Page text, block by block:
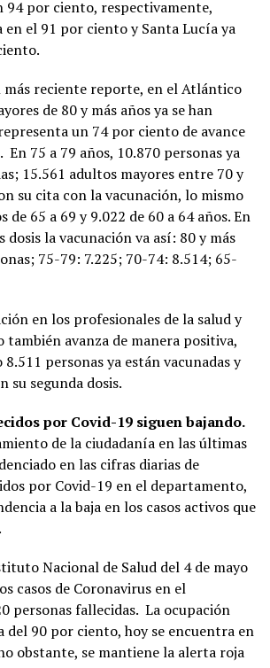
94 por ciento, respectivamente,
en el 91 por ciento y Santa Lucía ya
más reciente reporte, en el Atlántico
de 80 y más años ya se han
un 74 por ciento de avance
75 a 79 años, 10.870 personas ya
15.561 adultos mayores entre 70 y
su cita con la vacunación, lo mismo
de 65 a 69 y 9.022 de 60 a 64 años. En
dosis la vacunación va así: 80 y más
75-79: 7.225; 70-74: 8.514; 65-
en los profesionales de la salud y
también avanza de manera positiva,
personas ya están vacunadas y
su segunda dosis.
por Covid-19 siguen bajando.
de la ciudadanía en las últimas
en las cifras diarias de
por Covid-19 en el departamento,
a la baja en los casos activos que
Nacional de Salud del 4 de mayo
casos de Coronavirus en el
personas fallecidas. La ocupación
del 90 por ciento, hoy se encuentra en
obstante, se mantiene la alerta roja